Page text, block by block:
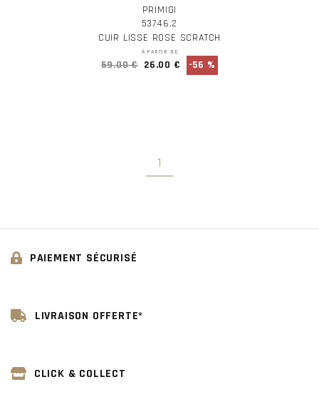
PRIMIGI
53746.2
CUIR LISSE ROSE SCRATCH
À PARTIR DE
59.00 € 26.00 € -56 %
1
PAIEMENT SÉCURISÉ
LIVRAISON OFFERTE*
CLICK & COLLECT